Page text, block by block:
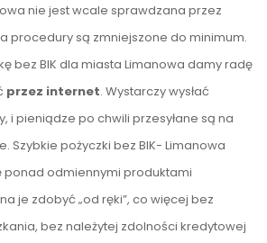
nie jest wcale sprawdzana przez
procedury są zmniejszone do minimum.
bez BIK dla miasta Limanowa damy radę
przez internet. Wystarczy wysłać
i pieniądze po chwili przesyłane są na
Szybkie pożyczki bez BIK- Limanowa
odmiennymi produktami
je zdobyć „od ręki”, co więcej bez
bez należytej zdolności kredytowej